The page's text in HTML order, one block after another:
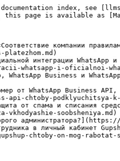
index, see
this page is available as
компании
интеграции
whatsapp-i-oficialnoi-
WhatsApp Business и
от WhatsApp Business
api-chtoby-podklyuchitsya-k-
от спама и списания
vkhodyashie-soobsheniya.md)
в личный кабинет